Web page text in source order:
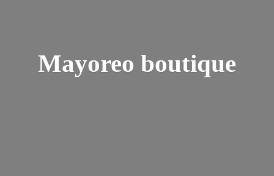
Mayoreo boutique